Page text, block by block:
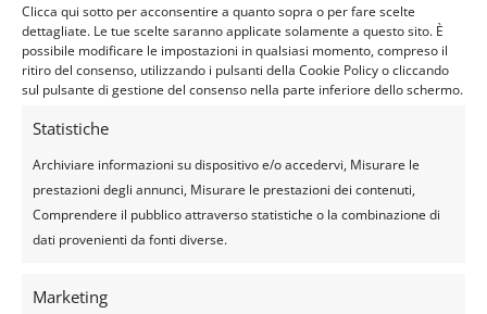
Clicca qui sotto per acconsentire a quanto sopra o per fare scelte
dettagliate. Le tue scelte saranno applicate solamente a questo sito. È
possibile modificare le impostazioni in qualsiasi momento, compreso il
ritiro del consenso, utilizzando i pulsanti della Cookie Policy o cliccando
sul pulsante di gestione del consenso nella parte inferiore dello schermo.
Statistiche
Archiviare informazioni su dispositivo e/o accedervi, Misurare le
prestazioni degli annunci, Misurare le prestazioni dei contenuti,
Comprendere il pubblico attraverso statistiche o la combinazione di
dati provenienti da fonti diverse.
Marketing
PREPARA LO ZAINO
Zaino in spalle… e voglia di divertirsi…